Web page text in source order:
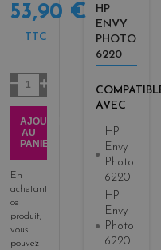
53,90 €
TTC
Quantité
AJOUTER
AU
PANIER
En
achetant
ce
produit,
vous
pouvez
HP
ENVY
PHOTO
6220
AVEC
HP
Envy
Photo
6220
HP
Envy
Photo
6220